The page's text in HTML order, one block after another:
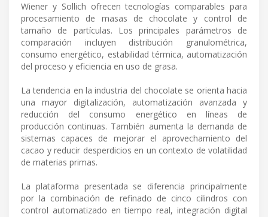
Wiener y Sollich ofrecen tecnologías comparables para
procesamiento de masas de chocolate y control de
tamaño de partículas. Los principales parámetros de
comparación incluyen distribución granulométrica,
consumo energético, estabilidad térmica, automatización
del proceso y eficiencia en uso de grasa.
La tendencia en la industria del chocolate se orienta hacia
una mayor digitalización, automatización avanzada y
reducción del consumo energético en líneas de
producción continuas. También aumenta la demanda de
sistemas capaces de mejorar el aprovechamiento del
cacao y reducir desperdicios en un contexto de volatilidad
de materias primas.
La plataforma presentada se diferencia principalmente
por la combinación de refinado de cinco cilindros con
control automatizado en tiempo real, integración digital